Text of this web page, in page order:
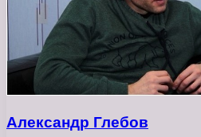
Александр Глебов